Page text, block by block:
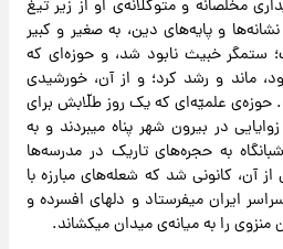
مخلصانه و متوکّلانه‌ی او از زیر تیغ
و پایه‌های دین، به صغیر و کبیر
خبیث نابود شد، و حوزه‌ای که
ماند و رشد کرد؛ و از آن، خورشیدی
علمیّه‌ای که یک روز طلّابش برای
در بیرون شهر پناه میبردند و به
به حجره‌های تاریک در مدرسه‌ها
آن، کانونی شد که شعله‌های مبارزه با
ایران میفرستاد و دلهای افسرده و
را به میانه‌ی میدان میکشاند.